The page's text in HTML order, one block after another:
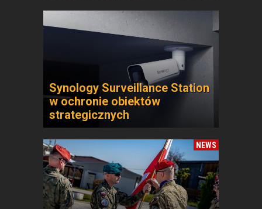
Synology Surveillance Station
w ochronie obiektów
strategicznych
NEWS